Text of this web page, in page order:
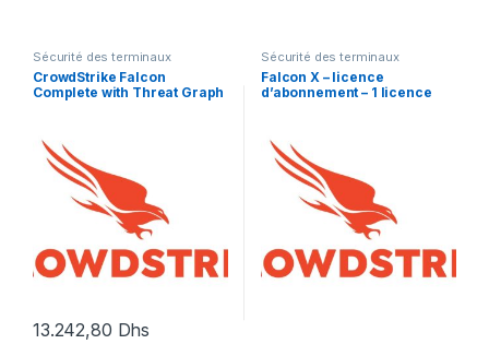
Sécurité des terminaux
CrowdStrike Falcon
Complete with Threat Graph
13.242,80 Dhs
Sécurité des terminaux
Falcon X – licence
d’abonnement – 1 licence